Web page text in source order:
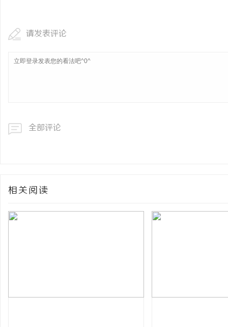
请发表评论
全部评论
相关阅读